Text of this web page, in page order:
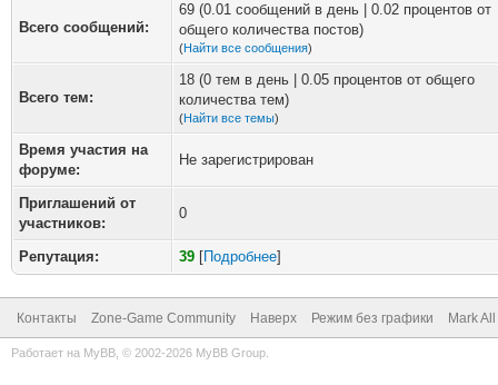
Всего сообщений:
69 (0.01 сообщений в день | 0.02 процентов от
общего количества постов)
(Найти все сообщения)
Всего тем:
18 (0 тем в день | 0.05 процентов от общего
количества тем)
(Найти все темы)
Время участия на
форуме:
Не зарегистрирован
Приглашений от
участников:
0
Репутация: 39 [Подробнее]
Контакты Zone-Game Community Наверх Режим без графики Mark
Работает на MyBB , © 2002-2026 MyBB Group